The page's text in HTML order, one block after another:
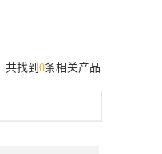
共找到 0条相关产品